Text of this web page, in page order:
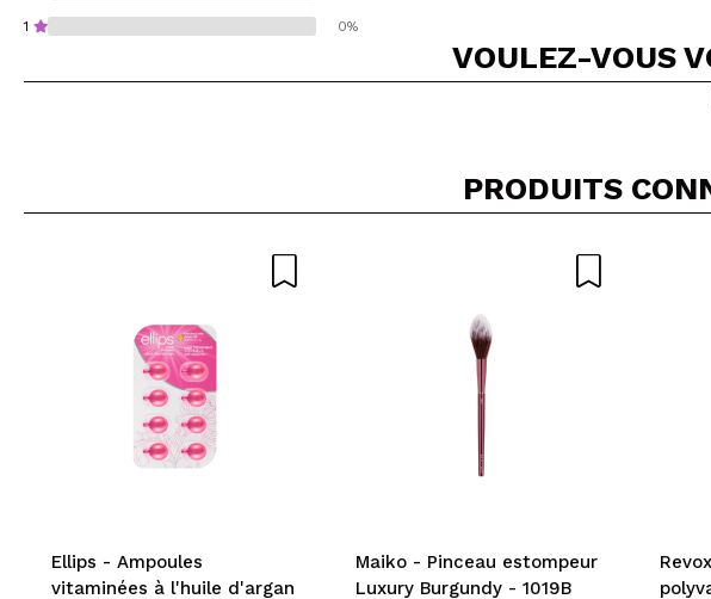
1 0%
Partager une
Votre vidéo pourrait
ENVOYER
VOULEZ-VOUS
PRODUITS
Ellips - Ampoules
vitaminées à l'huile d'argan
Maiko - Pinceau estompeur
Luxury Burgundy - 1019B